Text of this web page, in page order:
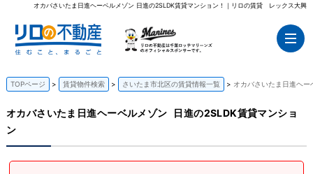
オカバさいたま日進ヘーベルメゾン 日進の2SLDK賃貸マンション！｜リロの賃貸 レックス大興
TOPページ 賃貸物件検索 さいたま市北区の賃貸情報一覧 オカバさいたま日進ヘ
オカバさいたま日進ヘーベルメゾン
日進の2SLDK賃貸マンショ
ン